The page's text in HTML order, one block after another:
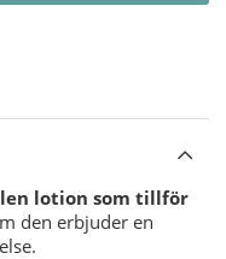
lotion som tillför
den erbjuder en